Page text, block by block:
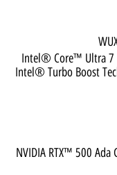
Intel® Core™ Ultra 7
Intel® Turbo Boost
NVIDIA RTX™ 500